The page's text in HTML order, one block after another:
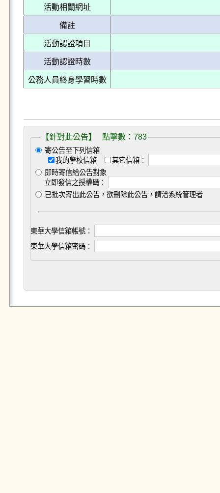
活動相關網址
備註
活動認證項目
活動認證時數
公務人員終身學習時數
【針對此公告】 點擊數：783
寄公告至下列信箱
我的學校信箱
其它信箱：
即時寄信給公告對象
立即發信之授權碼：
已批次寄出此公告，欲刪除此公告，請洽系統管理者
東華大學信箱帳號：
東華大學信箱密碼：